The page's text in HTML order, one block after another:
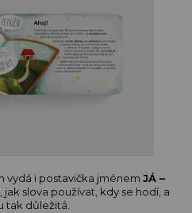
vydá i postavička jménem JÁ –
jak slova používat, kdy se hodí, a
tak důležitá.